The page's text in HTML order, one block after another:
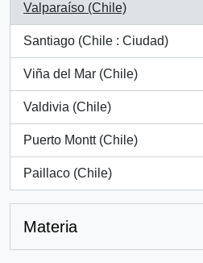
Valparaíso (Chile)
, 5 resultados
Santiago (Chile : Ciudad)
, 3 resultados
Viña del Mar (Chile)
, 2 resultados
Valdivia (Chile)
, 1 resultados
Puerto Montt (Chile)
, 1 resultados
Paillaco (Chile)
, 1 resultados
Materia